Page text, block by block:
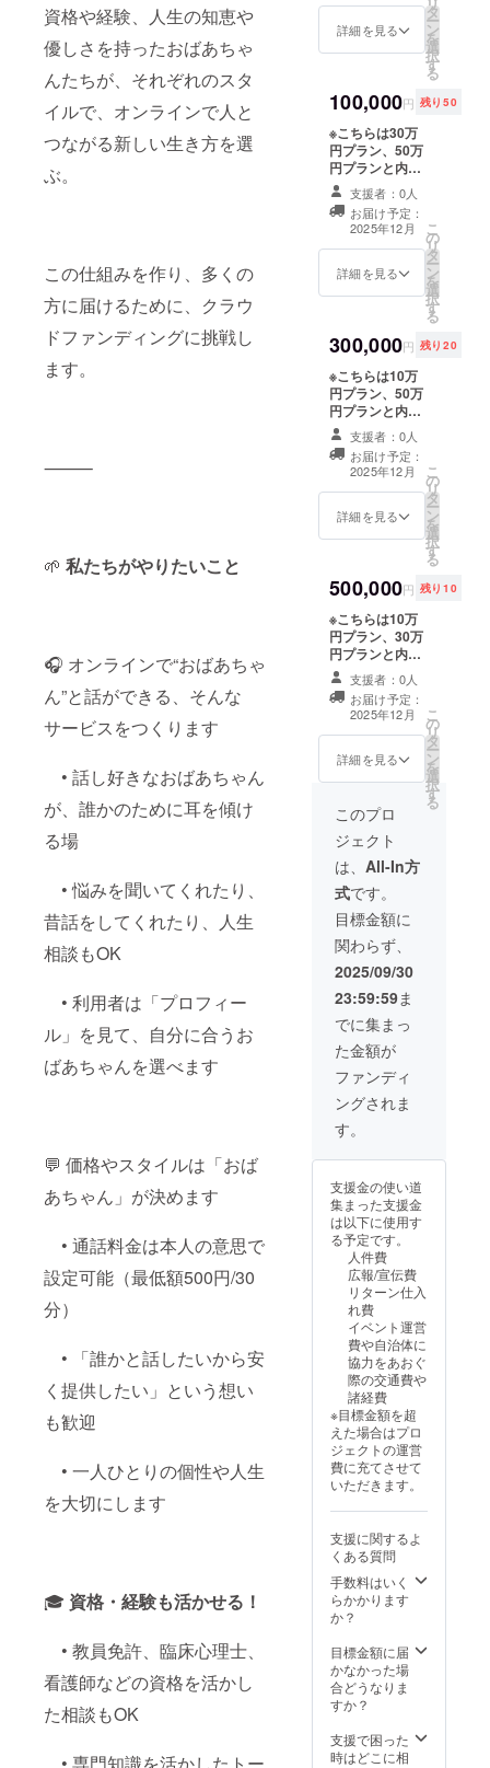
資格や経験、人生の知恵や
優しさを持ったおばあちゃ
んたちが、それぞれのスタ
イルで、オンラインで人と
つながる新しい生き方を選
ぶ。
この仕組みを作り、多くの
方に届けるために、クラウ
ドファンディングに挑戦し
ます。
⸻
🌱 私たちがやりたいこと
🎧 オンラインで“おばあちゃ
ん”と話ができる、そんな
サービスをつくります
• 話し好きなおばあちゃん
が、誰かのために耳を傾け
る場
• 悩みを聞いてくれたり、
昔話をしてくれたり、人生
相談もOK
• 利用者は「プロフィー
ル」を見て、自分に合うお
ばあちゃんを選べます
💬 価格やスタイルは「おば
あちゃん」が決めます
• 通話料金は本人の意思で
設定可能（最低額500円/30
分）
• 「誰かと話したいから安
く提供したい」という想い
も歓迎
• 一人ひとりの個性や人生
を大切にします
🎓 資格・経験も活かせる！
• 教員免許、臨床心理士、
看護師などの資格を活かし
た相談もOK
みのおばあちゃ
んとお話できま
レスに送付させ
サービスが不要
の場合は備考欄
に「サービス不
要」と記入願い
ます
発行します サー
ビス開始以降、
レス等に送付予
定(1回) サービス
不要な場合は備
考欄に記載願い
ます またニック
ネームなど希望
があれば備考欄
に記載願います
詳細を見る
タ
ー
ン
を
選
択
す
る
100,000円 残り50
※こちらは30万
円プラン、50万
円プランと内容
は同じです。 交
流会やイベント
の参加権確約(食
事や体験が可能)
交流会 第1回
2026年春予定 イ
ちゃんのプレミ
アム会員(名称未
定)の永年無料会
員 感謝の名前入
り個別動画(収録
時間1~2分程度)
メールにて
URL(Googleド
ライブ等での)送
すべてのサービ
スが不要な場合
す ニックネーム
など希望があれ
ば備考欄に記載
願います
支援者：0人
お届け予定：
2025年12月
詳細を見る
こ
の
リ
タ
ー
ン
を
選
択
す
る
300,000円 残り20
※こちらは10万
円プラン、50万
円プランと内容
は同じです。 交
流会やイベント
の参加権確約(食
事や体験が可能)
交流会 第1回
2026年春予定 イ
ちゃんのプレミ
アム会員(名称未
定)の永年無料会
員 感謝の名前入
り個別動画(収録
時間1~2分程度)
メールにて
URL(Googleド
ライブ等での)送
すべてのサービ
スが不要な場合
欄に記載願いま
す ニックネーム
など希望があれ
ば備考欄に記載
願います
支援者：0人
お届け予定：
2025年12月
詳細を見る
こ
の
リ
タ
ー
ン
を
選
択
す
る
500,000円 残り10
※こちらは10万
円プラン、30万
円プランと内容
は同じです。 交
流会やイベント
の参加権確約(食
事や体験が可能)
交流会 第1回
2026年春予定 イ
ンラインおばあ
ちゃんのプレミ
アム会員(名称未
定)の永年無料会
員 感謝の名前入
り個別動画(収録
時間1~2分程度)
メールにて
URL(Googleド
ライブ等での)送
すべてのサービ
スが不要な場合
はその旨を備考
欄に記載願いま
す ニックネーム
など希望があれ
ば備考欄に記載
願います
支援者：0人
お届け予定：
2025年12月
詳細を見る
こ
の
リ
タ
ー
ン
を
選
択
す
る
このプロ
ジェクト
は、 All-In方
式です。
目標金額に
関わらず、
2025/09/30
23:59:59ま
でに集まっ
た金額が
ファンディ
ングされま
す。
支援金の使い道
集まった支援金
は以下に使用す
る予定です。
人件費
広報/宣伝費
リターン仕入
れ費
イベント運営
費や自治体に
協力をあおぐ
際の交通費や
諸経費
※目標金額を超
えた場合はプロ
ジェクトの運営
費に充てさせて
いただきます。
支援に関するよ
くある質問
手数料はいく
らかかります
か？
目標金額に届
かなかった場
合どうなりま
すか？
支援で困った
時はどこに相